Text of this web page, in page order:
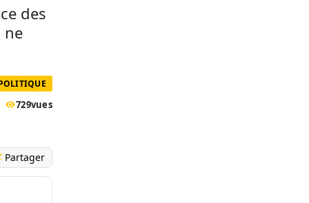
des
ne
729vues
Partager